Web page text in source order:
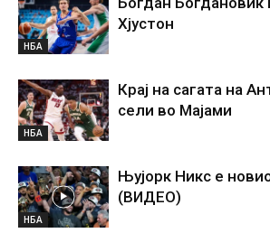
НБА
Хјустон
НБА
Крај на сагата на
сели во Мајами
НБА
Њујорк Никс е
(ВИДЕО)